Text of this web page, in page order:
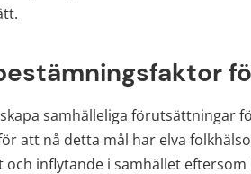
samhälleliga förutsättningar
att nå detta mål har elva
inflytande i samhället